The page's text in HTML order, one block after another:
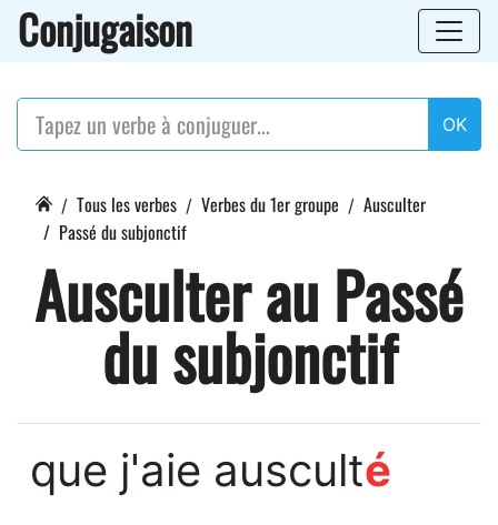
Conjugaison
OK
Tous les verbes Verbes du 1er groupe
Ausculter
Passé du subjonctif
Ausculter au Passé
du subjonctif
que j'aie ausculté